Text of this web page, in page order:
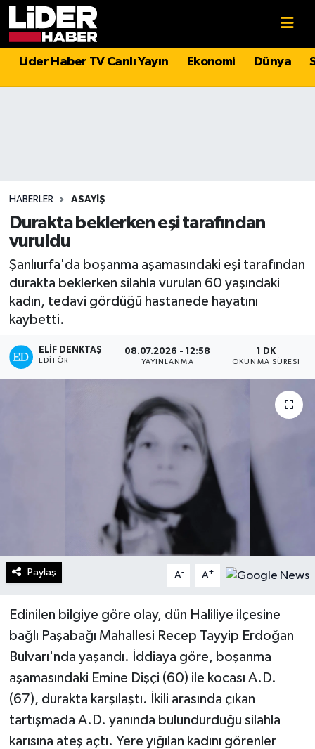
Lider Haber TV Canlı Yayın Ekonomi Dünya
HABERLER ASAYIŞ
Durakta beklerken eşi tarafından
vuruldu
Şanlıurfa'da boşanma aşamasındaki eşi tarafından
durakta beklerken silahla vurulan 60 yaşındaki
kadın, tedavi gördüğü hastanede hayatını
kaybetti.
ELIF DENKTAŞ
EDITÖR
08.07.2026 - 12:58
YAYINLANMA
1 DK
OKUNMA SÜRESI
Paylaş A- A+
Edinilen bilgiye göre olay, dün Haliliye ilçesine
bağlı Paşabağı Mahallesi Recep Tayyip Erdoğan
Bulvarı'nda yaşandı. İddiaya göre, boşanma
aşamasındaki Emine Dişçi (60) ile kocası A.D.
(67), durakta karşılaştı. İkili arasında çıkan
tartışmada A.D. yanında bulundurduğu silahla
karısına ateş açtı. Yere yığılan kadını görenler
Politika
Magazin
Spor
Sağlık
Teknoloji
Lider Haber TV Canlı Yayın izle
Hava Durumu
Süper Lig Puan Durumu ve Fikstür
Tüm Manşetler
Son Dakika Haberleri
Haber Arşivi